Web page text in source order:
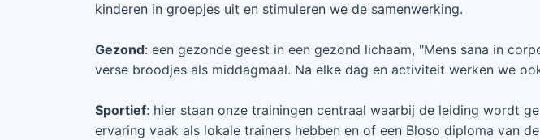
kinderen in groepjes uit en stimuleren we de samenwerking.
Gezond: een gezonde geest in een gezond lichaam, "Mens sana in
verse broodjes als middagmaal. Na elke dag en activiteit werken we
Sportief: hier staan onze trainingen centraal waarbij de leiding wordt
ervaring vaak als lokale trainers hebben en of een Bloso diploma van